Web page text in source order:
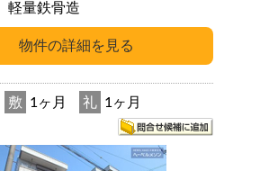
軽量鉄骨造
敷 1ヶ月 礼 1ヶ月